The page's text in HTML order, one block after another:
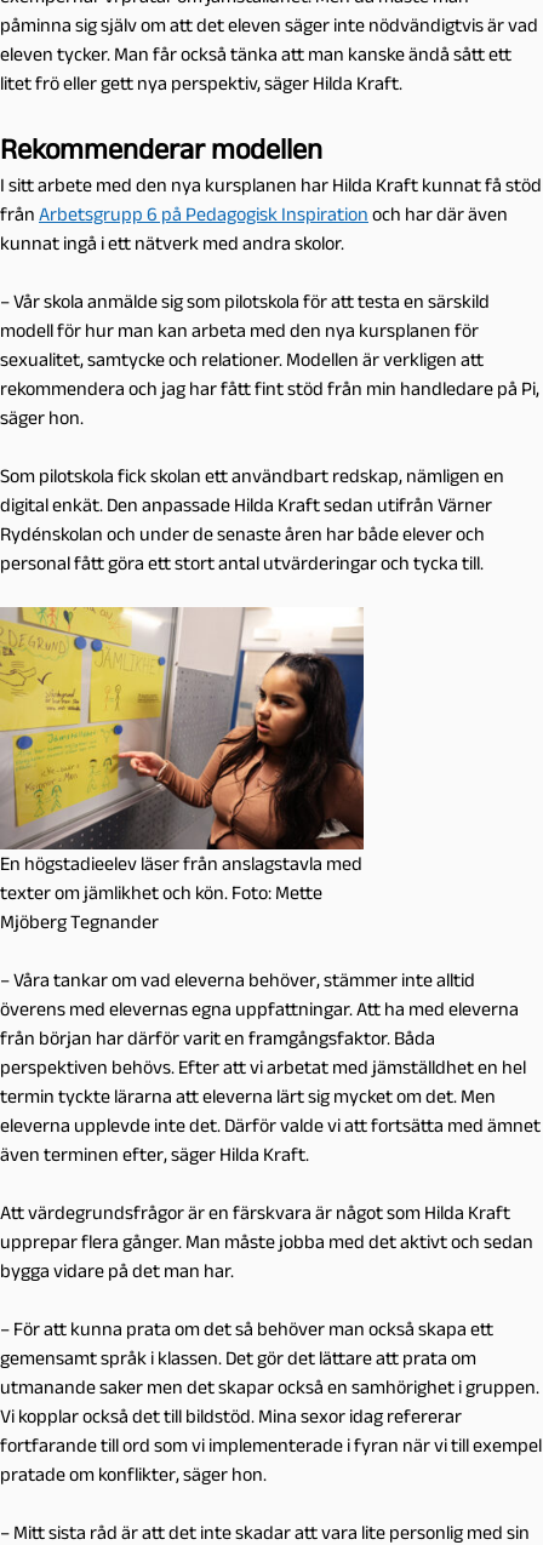
påminna sig själv om att det eleven säger inte nödvändigtvis är vad
eleven tycker. Man får också tänka att man kanske ändå sått ett
litet frö eller gett nya perspektiv, säger Hilda Kraft.
Rekommenderar modellen
I sitt arbete med den nya kursplanen har Hilda Kraft kunnat få stöd
från Arbetsgrupp 6 på Pedagogisk Inspiration och har där även
kunnat ingå i ett nätverk med andra skolor.
– Vår skola anmälde sig som pilotskola för att testa en särskild
modell för hur man kan arbeta med den nya kursplanen för
sexualitet, samtycke och relationer. Modellen är verkligen att
rekommendera och jag har fått fint stöd från min handledare på Pi,
säger hon.
Som pilotskola fick skolan ett användbart redskap, nämligen en
digital enkät. Den anpassade Hilda Kraft sedan utifrån Värner
Rydénskolan och under de senaste åren har både elever och
personal fått göra ett stort antal utvärderingar och tycka till.
En högstadieelev läser från anslagstavla med
texter om jämlikhet och kön. Foto: Mette
Mjöberg Tegnander
– Våra tankar om vad eleverna behöver, stämmer inte alltid
överens med elevernas egna uppfattningar. Att ha med eleverna
från början har därför varit en framgångsfaktor. Båda
perspektiven behövs. Efter att vi arbetat med jämställdhet en hel
termin tyckte lärarna att eleverna lärt sig mycket om det. Men
eleverna upplevde inte det. Därför valde vi att fortsätta med ämnet
även terminen efter, säger Hilda Kraft.
Att värdegrundsfrågor är en färskvara är något som Hilda Kraft
upprepar flera gånger. Man måste jobba med det aktivt och sedan
bygga vidare på det man har.
– För att kunna prata om det så behöver man också skapa ett
gemensamt språk i klassen. Det gör det lättare att prata om
utmanande saker men det skapar också en samhörighet i gruppen.
Vi kopplar också det till bildstöd. Mina sexor idag refererar
fortfarande till ord som vi implementerade i fyran när vi till exempel
pratade om konflikter, säger hon.
– Mitt sista råd är att det inte skadar att vara lite personlig med sin